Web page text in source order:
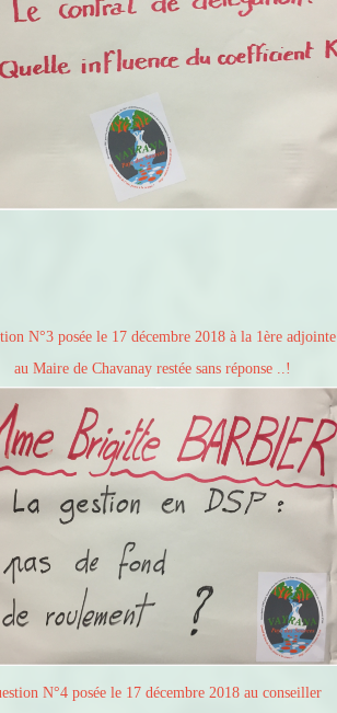
N°3 posée le 17 décembre 2018 à la 1ère adjointe
au Maire de Chavanay restée sans réponse ..!
N°4 posée le 17 décembre 2018 au conseiller